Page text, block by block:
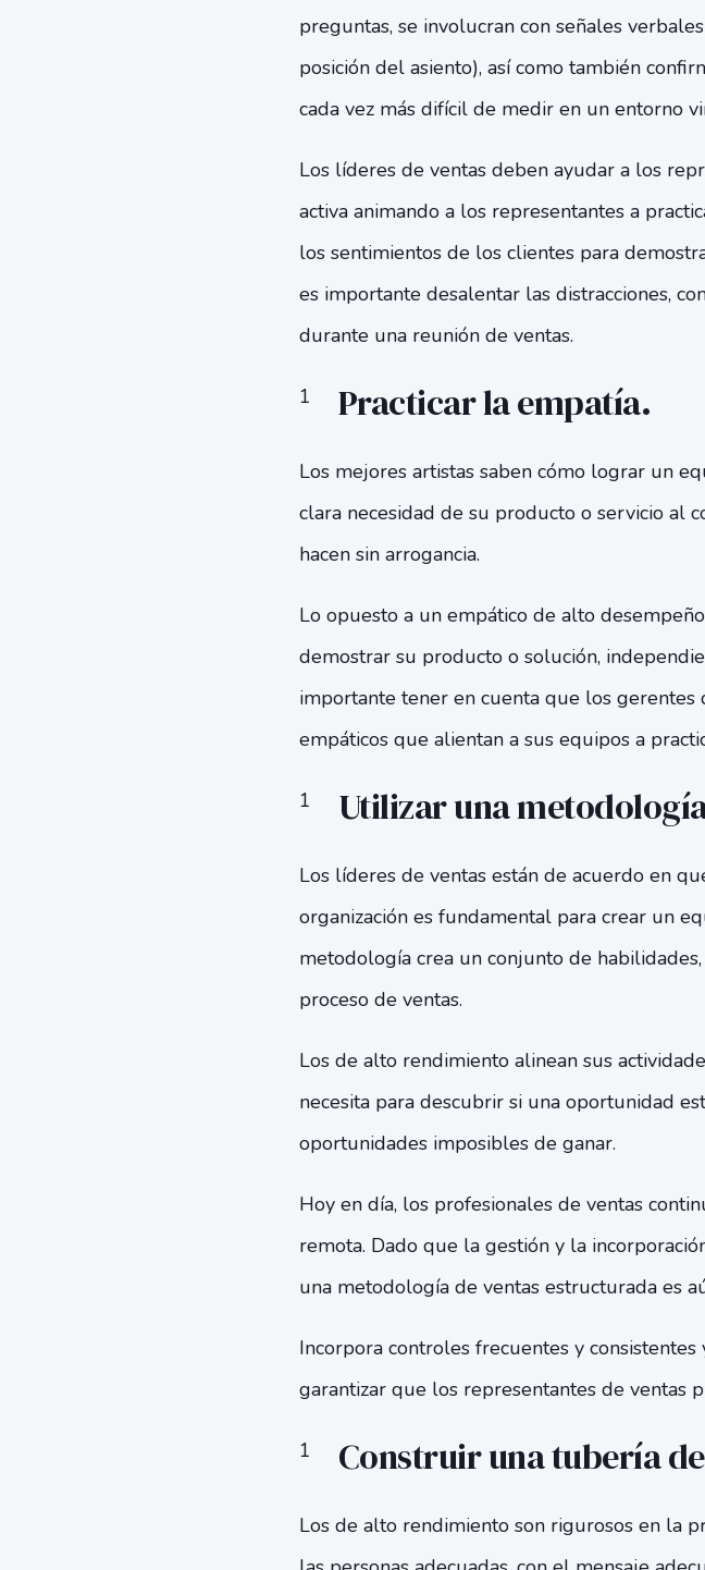
preguntas, se involucran con señales
posición del asiento), así como también
cada vez más difícil de medir en un entorno
Los líderes de ventas deben ayudar a los
activa animando a los representantes a
los sentimientos de los clientes para
es importante desalentar las distracciones,
durante una reunión de ventas.
Practicar la empatía.
Los mejores artistas saben cómo lograr un
clara necesidad de su producto o servicio al
hacen sin arrogancia.
Lo opuesto a un empático de alto
demostrar su producto o solución,
importante tener en cuenta que los
empáticos que alientan a sus equipos a
Utilizar una
Los líderes de ventas están de acuerdo en
organización es fundamental para crear un
metodología crea un conjunto de
proceso de ventas.
Los de alto rendimiento alinean sus
necesita para descubrir si una oportunidad
oportunidades imposibles de ganar.
Hoy en día, los profesionales de ventas
remota. Dado que la gestión y la
una metodología de ventas estructurada es
Incorpora controles frecuentes y
garantizar que los representantes de ventas
Construir una tubería
Los de alto rendimiento son rigurosos en la